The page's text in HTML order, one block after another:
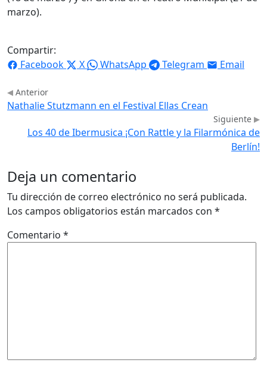
marzo).
Compartir:
Facebook
X WhatsApp Telegram Email
Anterior
Nathalie Stutzmann en el Festival Ellas Crean
Siguiente
Los 40 de Ibermusica ¡Con Rattle y la Filarmónica de
Berlín!
Deja un comentario
Tu dirección de correo electrónico no será publicada.
Los campos obligatorios están marcados con *
Comentario *